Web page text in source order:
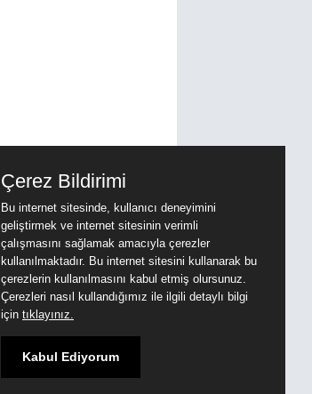
Çerez Bildirimi
Bu internet sitesinde, kullanıcı deneyimini
geliştirmek ve internet sitesinin verimli
çalışmasını sağlamak amacıyla çerezler
kullanılmaktadır. Bu internet sitesini kullanarak bu
çerezlerin kullanılmasını kabul etmiş olursunuz.
Çerezleri nasıl kullandığımız ile ilgili detaylı bilgi
için tıklayınız.
Kabul Ediyorum